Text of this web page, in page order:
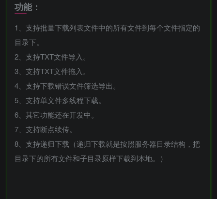
功能：
1、支持批量下载列表文件中的所有文件到每个文件指定的
目录下。
2、支持TXT文件导入。
3、支持TXT文件拖入。
4、支持下载错误文件筛选导出。
5、支持单文件多线程下载。
6、其它功能还在开发中。
7、支持断点续传。
8、支持递归下载（递归下载就是按照服务器目录结构，把
目录下的所有文件和子目录原样下载到本地。）